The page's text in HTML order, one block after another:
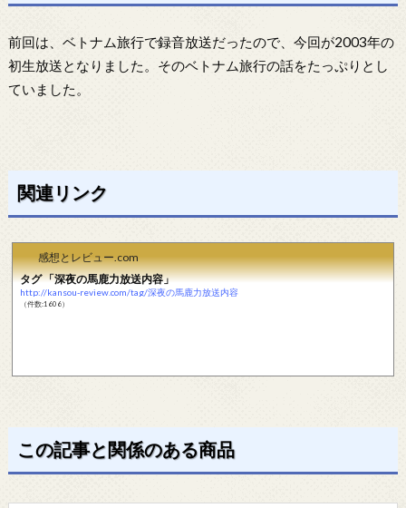
前回は、ベトナム旅行で録音放送だったので、今回が2003年の
初生放送となりました。そのベトナム旅行の話をたっぷりとし
ていました。
関連リンク
感想とレビュー.com
タグ 「深夜の馬鹿力放送内容」
http://kansou-review.com/tag/深夜の馬鹿力放送内容
（件数:1606）
この記事と関係のある商品